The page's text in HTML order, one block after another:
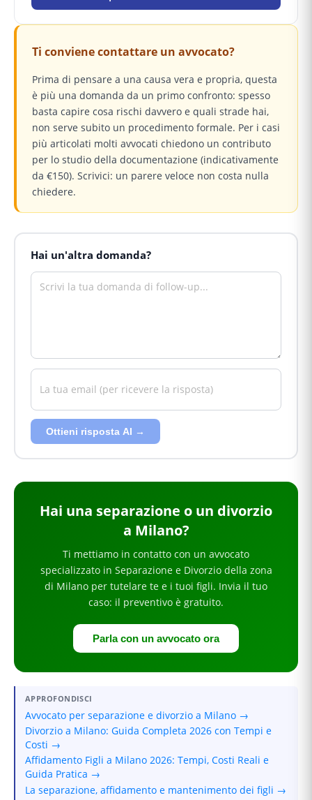
Ti conviene contattare un avvocato?
Prima di pensare a una causa vera e propria, questa
è più una domanda da un primo confronto: spesso
basta capire cosa rischi davvero e quali strade hai,
non serve subito un procedimento formale. Per i casi
più articolati molti avvocati chiedono un contributo
per lo studio della documentazione (indicativamente
da €150). Scrivici: un parere veloce non costa nulla
chiedere.
Hai un'altra domanda?
Ottieni risposta AI →
Hai una separazione o un divorzio
a Milano?
Ti mettiamo in contatto con un avvocato
specializzato in Separazione e Divorziodella zona
di Milano per tutelare te e i tuoi figli. Invia il tuo
caso: il preventivo è gratuito.
Parla con un avvocato ora
APPROFONDISCI
Avvocato per separazione e divorzio a Milano →
Divorzio a Milano: Guida Completa 2026 con Tempi e
Costi →
Affidamento Figli a Milano 2026: Tempi, Costi Reali e
Guida Pratica →
La separazione, affidamento e mantenimento dei figli →